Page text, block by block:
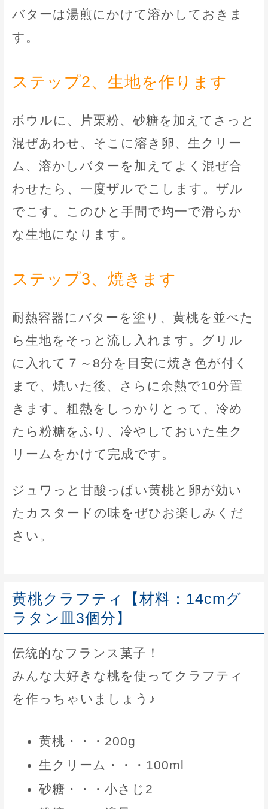
バターは湯煎にかけて溶かしておきま
す。
ステップ2、生地を作ります
ボウルに、片栗粉、砂糖を加えてさっと
混ぜあわせ、そこに溶き卵、生クリー
ム、溶かしバターを加えてよく混ぜ合
わせたら、一度ザルでこします。ザル
でこす。このひと手間で均一で滑らか
な生地になります。
ステップ3、焼きます
耐熱容器にバターを塗り、黄桃を並べた
ら生地をそっと流し入れます。グリル
に入れて７～8分を目安に焼き色が付く
まで、焼いた後、さらに余熱で10分置
きます。粗熱をしっかりとって、冷め
たら粉糖をふり、冷やしておいた生ク
リームをかけて完成です。
ジュワっと甘酸っぱい黄桃と卵が効い
たカスタードの味をぜひお楽しみくだ
さい。
黄桃クラフティ【材料：14cmグ
ラタン皿3個分】
伝統的なフランス菓子！
みんな大好きな桃を使ってクラフティ
を作っちゃいましょう♪
黄桃・・・200g
生クリーム・・・100ml
砂糖・・・小さじ2